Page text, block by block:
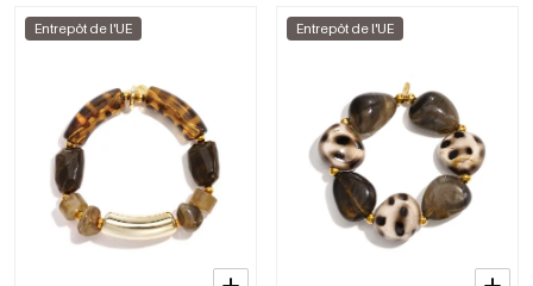
Entrepôt de l'UE Entrepôt de l'UE